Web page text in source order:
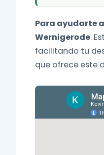
Para ayudarte
Wernigerode.
facilitando tu
que ofrece este